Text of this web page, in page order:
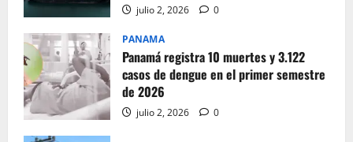
julio 2, 2026 0
PANAMA
Panamá registra 10 muertes y 3.122
casos de dengue en el primer semestre
de 2026
julio 2, 2026 0